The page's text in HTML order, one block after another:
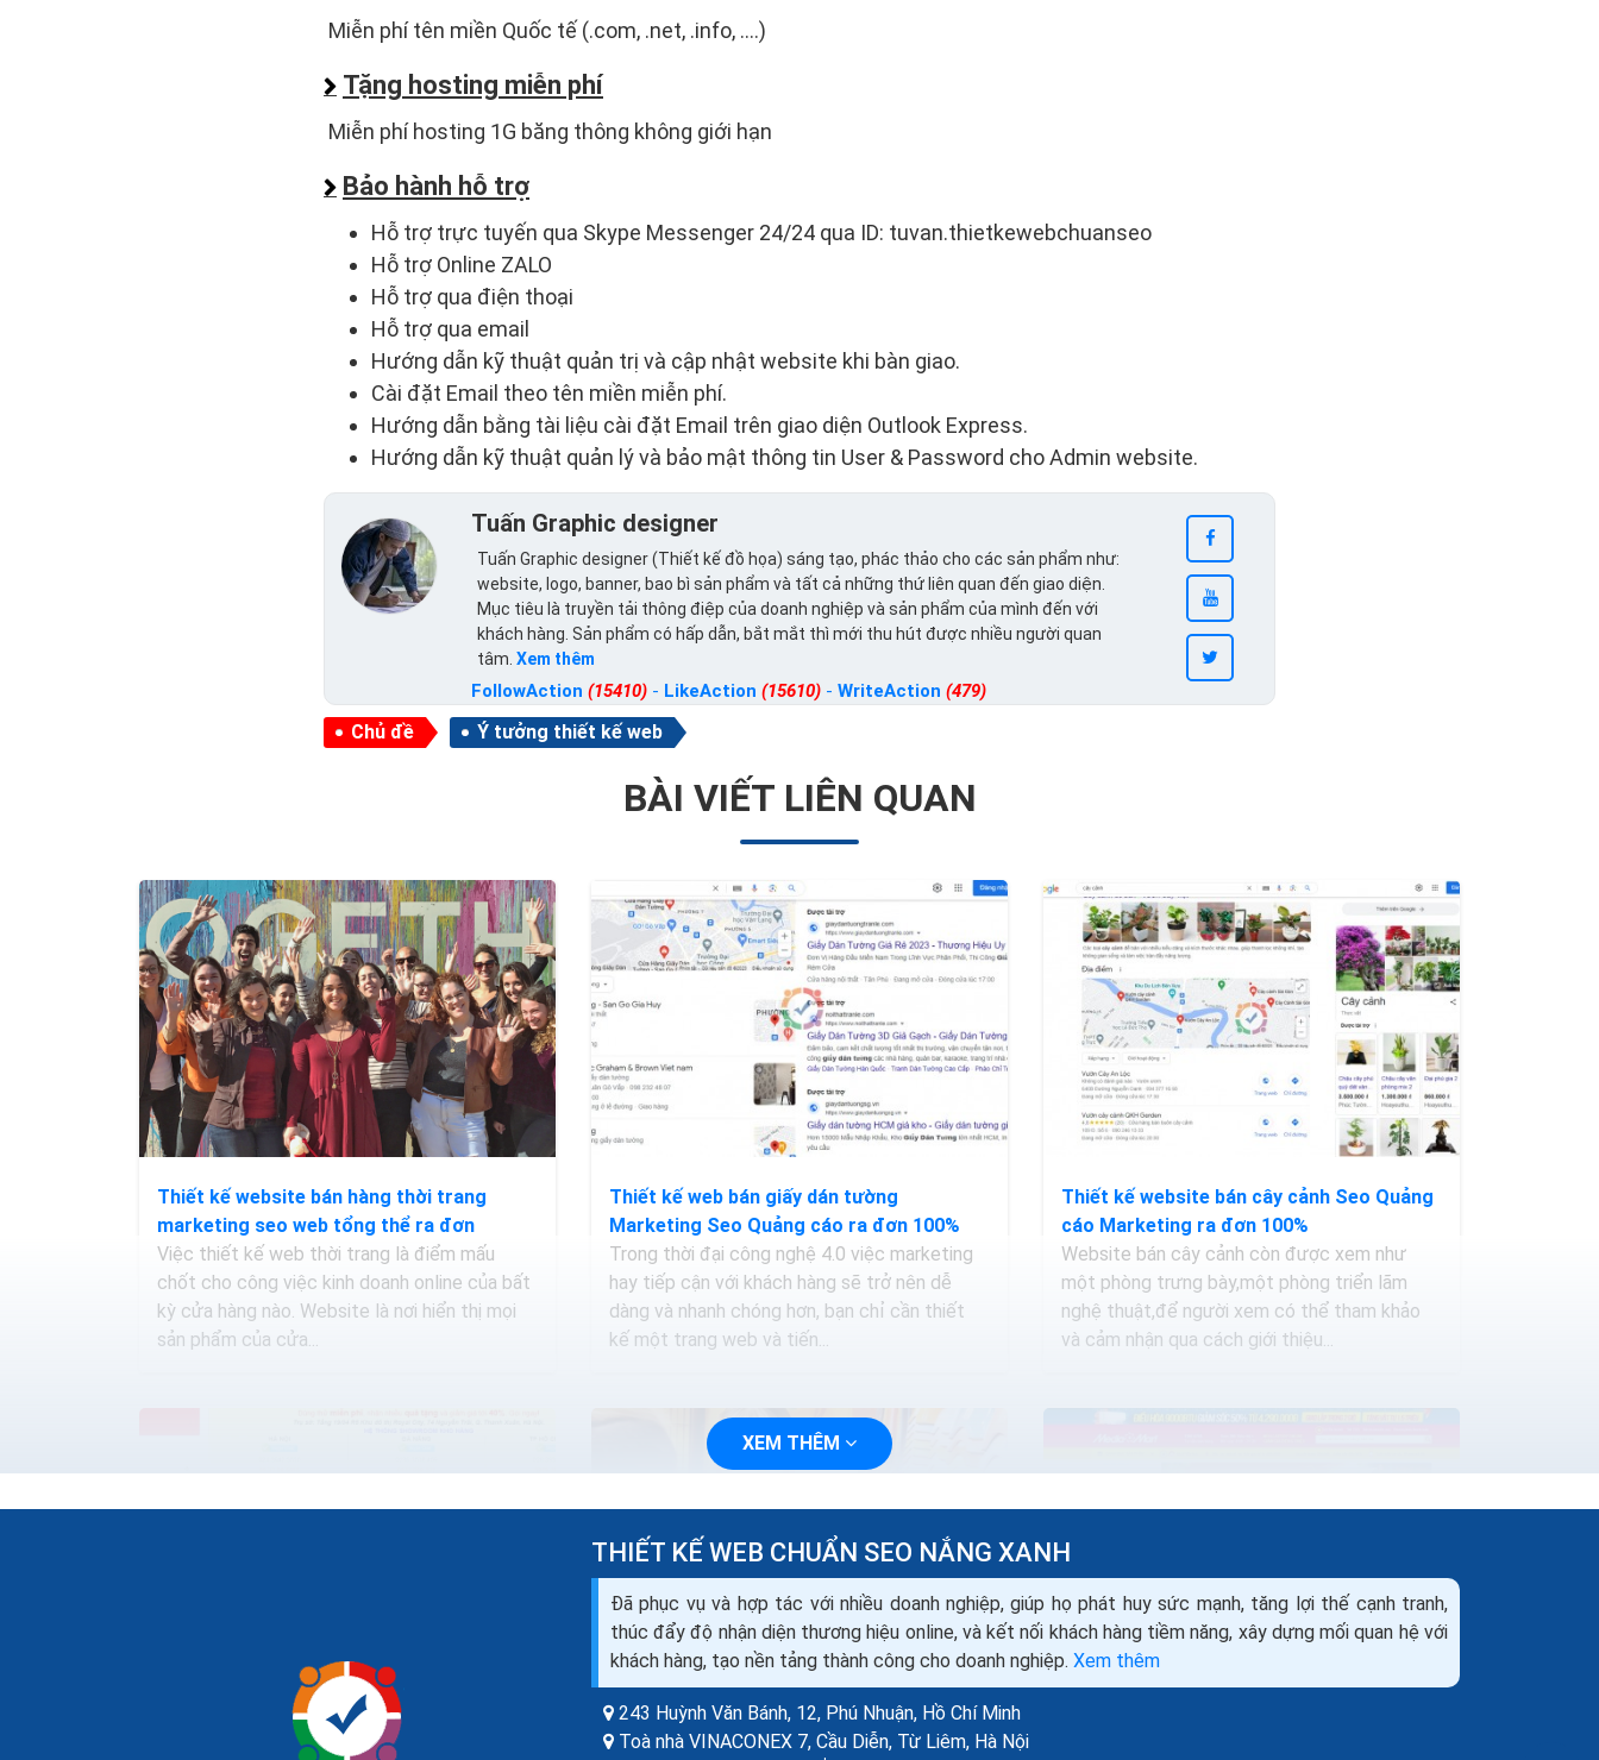
Miễn phí tên miền Quốc tế (.com, .net, .info, ....)
Tặng hosting miễn phí
Miễn phí hosting 1G băng thông không giới hạn
Bảo hành hỗ trợ
Hỗ trợ trực tuyến qua Skype Messenger 24/24 qua ID: tuvan.thietkewebchuanseo
Hỗ trợ Online ZALO
Hỗ trợ qua điện thoại
Hỗ trợ qua email
Hướng dẫn kỹ thuật quản trị và cập nhật website khi bàn giao.
Cài đặt Email theo tên miền miễn phí.
Hướng dẫn bằng tài liệu cài đặt Email trên giao diện Outlook Express.
Hướng dẫn kỹ thuật quản lý và bảo mật thông tin User & Password cho Admin website.
Tuấn Graphic designer
Tuấn Graphic designer (Thiết kế đồ họa) sáng tạo, phác thảo cho các sản phẩm như:
website, logo, banner, bao bì sản phẩm và tất cả những thứ liên quan đến giao diện.
Mục tiêu là truyền tải thông điệp của doanh nghiệp và sản phẩm của mình đến với
khách hàng. Sản phẩm có hấp dẫn, bắt mắt thì mới thu hút được nhiều người quan
tâm. Xem thêm
FollowAction (15410) - LikeAction (15610) - WriteAction (479)
Chủ đề Ý tưởng thiết kế web
BÀI VIẾT LIÊN QUAN
Thiết kế website bán hàng thời trang
marketing seo web tổng thể ra đơn
Việc thiết kế web thời trang là điểm mấu
chốt cho công việc kinh doanh online của bất
kỳ cửa hàng nào. Website là nơi hiển thị mọi
sản phẩm của cửa...
Thiết kế web bán giấy dán tường
Marketing Seo Quảng cáo ra đơn 100%
Trong thời đại công nghệ 4.0 việc marketing
hay tiếp cận với khách hàng sẽ trở nên dễ
dàng và nhanh chóng hơn, bạn chỉ cần thiết
kế một trang web và tiến...
Thiết kế website bán cây cảnh Seo Quảng
cáo Marketing ra đơn 100%
Website bán cây cảnh còn được xem như
một phòng trưng bày,một phòng triển lãm
nghệ thuật,để người xem có thể tham khảo
và cảm nhận qua cách giới thiệu...
Thiết kế website bán máy đếm tiền seo
quảng cáo marketing ra đơn 100%
Thiết kế website shop bán đồ thú cưng
seo quảng cáo ra đơn 100%
XEM THÊM
THIẾT KẾ WEB CHUẨN SEO NẮNG XANH
Đã phục vụ và hợp tác với nhiều doanh nghiệp, giúp họ phát huy sức mạnh, tăng lợi thế cạnh tranh,
thúc đẩy độ nhận diện thương hiệu online, và kết nối khách hàng tiềm năng, xây dựng mối quan hệ với
khách hàng, tạo nền tảng thành công cho doanh nghiệp. Xem thêm
243 Huỳnh Văn Bánh, 12, Phú Nhuận, Hồ Chí Minh
Toà nhà VINACONEX 7, Cầu Diễn, Từ Liêm, Hà Nội